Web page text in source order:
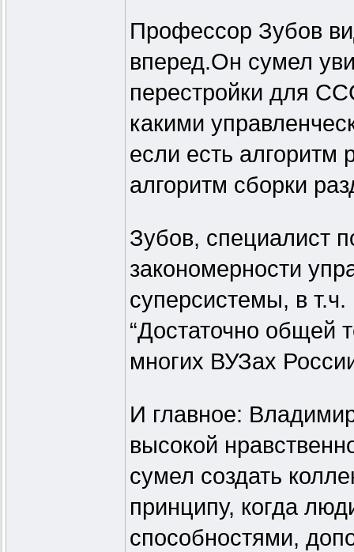
Профессор Зубов
вперед.Он сумел
перестройки для
какими
если есть алгоритм
алгоритм сборки
Зубов, специалист
закономерности
суперсистемы, в
“Достаточно общей
многих ВУЗах
И главное:
высокой
сумел создать
принципу, когда
способностями,